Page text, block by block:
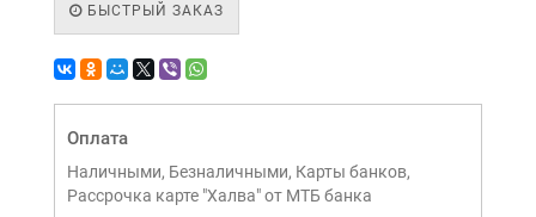
БЫСТРЫЙ ЗАКАЗ
Оплата
Наличными, Безналичными, Карты банков,
Рассрочка карте "Халва" от МТБ банка